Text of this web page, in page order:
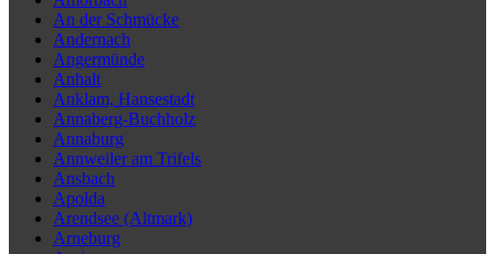
An der Schmücke
Andernach
Angermünde
Anhalt
Anklam, Hansestadt
Annaberg-Buchholz
Annaburg
Annweiler am Trifels
Ansbach
Apolda
Arendsee (Altmark)
Arneburg